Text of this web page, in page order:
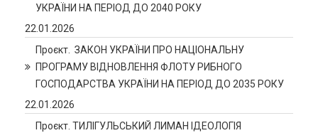
УКРАЇНИ НА ПЕРІОД ДО 2040 РОКУ
22.01.2026
Проєкт. ЗАКОН УКРАЇНИ ПРО НАЦІОНАЛЬНУ
ПРОГРАМУ ВІДНОВЛЕННЯ ФЛОТУ РИБНОГО
ГОСПОДАРСТВА УКРАЇНИ НА ПЕРІОД ДО 2035 РОКУ
22.01.2026
Проєкт. ТИЛІГУЛЬСЬКИЙ ЛИМАН ІДЕОЛОГІЯ